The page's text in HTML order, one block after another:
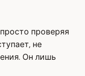
проверяя
не
Он лишь